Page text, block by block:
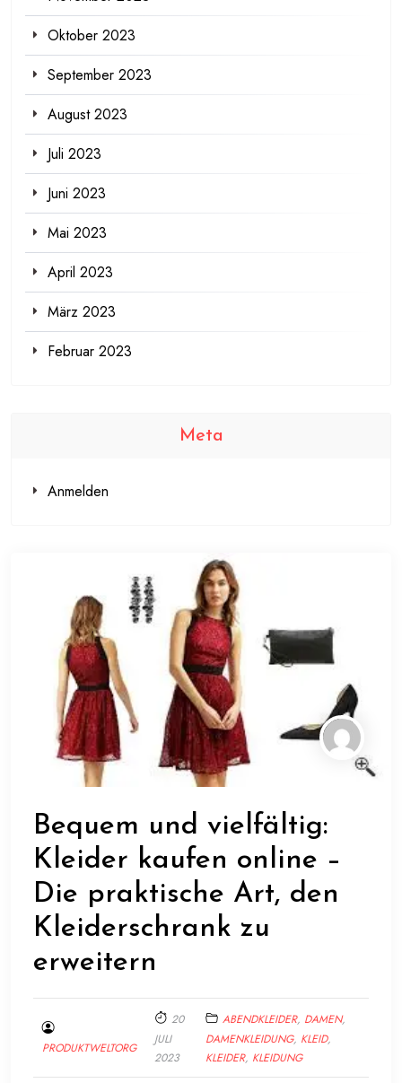
Bequem und vielfältig:
Kleider kaufen online –
Die praktische Art, den
Kleiderschrank zu
erweitern
PRODUKTWELTORG
20
JULI
2023
ABENDKLEIDER, DAMEN,
DAMENKLEIDUNG, KLEID,
KLEIDER, KLEIDUNG
Oktober 2023
September 2023
August 2023
Juli 2023
Juni 2023
Mai 2023
April 2023
März 2023
Februar 2023
Meta
Anmelden